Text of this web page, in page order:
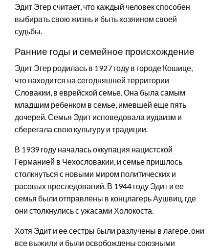
Эдит Эгер считает, что каждый человек способен
выбирать свою жизнь и быть хозяином своей
судьбы.
Ранние годы и семейное происхождение
Эдит Эгер родилась в 1927 году в городе Кошице,
что находится на сегодняшней территории
Словакии, в еврейской семье. Она была самым
младшим ребенком в семье, имевшей еще пять
дочерей. Семья Эдит исповедовала иудаизм и
сберегала свою культуру и традиции.
В 1939 году началась оккупация нацистской
Германией в Чехословакии, и семье пришлось
столкнуться с новыми миром политических и
расовых преследований. В 1944 году Эдит и ее
семья были отправлены в концлагерь Аушвиц, где
они столкнулись с ужасами Холокоста.
Хотя Эдит и ее сестры были разлучены в лагере, они
все выжили и были освобождены союзными